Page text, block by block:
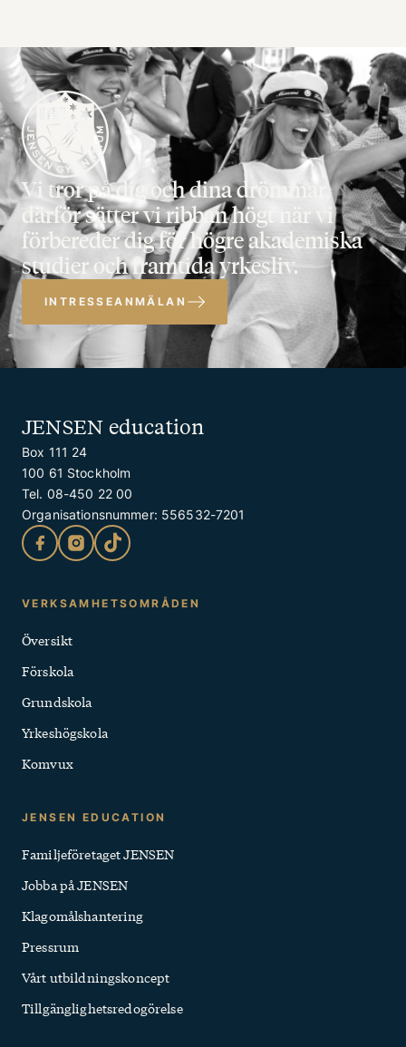
Vi tror på dig och dina drömmar,
därför sätter vi ribban högt när vi
förbereder dig för högre akademiska
studier och framtida yrkesliv.
INTRESSEANMÄLAN
JENSEN education
Box 111 24
100 61 Stockholm
Tel. 08-450 22 00
Organisationsnummer: 556532-7201
Kontakt
Snabblänkar
VERKSAMHETSOMRÅDEN
Översikt
Förskola
Grundskola
Yrkeshögskola
Komvux
JENSEN EDUCATION
Familjeföretaget JENSEN
Jobba på JENSEN
Klagomålshantering
Pressrum
Vårt utbildningskoncept
Tillgänglighets­redogörelse